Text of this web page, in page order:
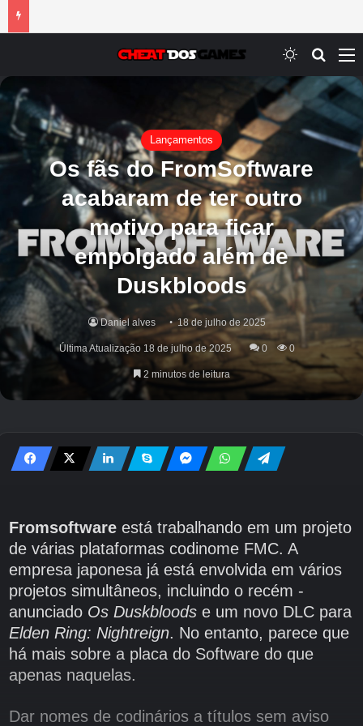
Switch skin
Lançamentos
Os fãs do FromSoftware
acabaram de ter outro
motivo para ficar
empolgado além de
Duskbloods
Daniel alves 18 de julho de 2025
Última Atualização 18 de julho de 2025 0 0
2 minutos de leitura
Fromsoftwareestá trabalhando em um projeto
de várias plataformas codinome FMC. A
empresa japonesa já está envolvida em vários
projetos simultâneos, incluindo o recém -
anunciado Os Duskbloodse um novo DLC para
Elden Ring: Nightreign. No entanto, parece que
há mais sobre a placa do Software do que
apenas naquelas.
Dar nomes de codinários a títulos sem aviso